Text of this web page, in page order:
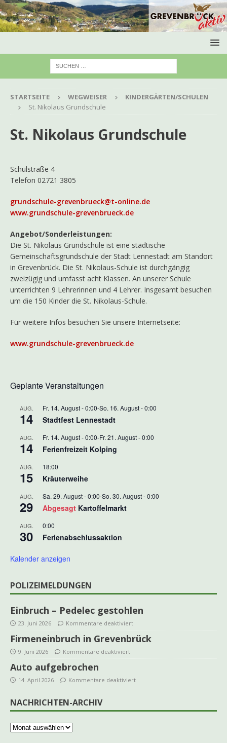
STARTSEITE WEGWEISER
KINDERGÄRTEN/SCHULEN
St. Nikolaus Grundschule
St. Nikolaus Grundschule
Schulstraße 4
Telefon 02721 3805
grundschule-grevenbrueck@t-online.de
www.grundschule-grevenbrueck.de
Angebot/Sonderleistungen:
Die St. Nikolaus Grundschule ist eine städtische
Gemeinschaftsgrundschule der Stadt Lennestadt am Standort
in Grevenbrück. Die St. Nikolaus-Schule ist durchgängig
zweizügig und umfasst acht Klassen. An unserer Schule
unterrichten 9 Lehrerinnen und 4 Lehrer. Insgesamt besuchen
um die 150 Kinder die St. Nikolaus-Schule.
Für weitere Infos besuchen Sie unsere Internetseite:
www.grundschule-grevenbrueck.de
Geplante Veranstaltungen
AUG.
14
Fr. 14. August - 0:00-So. 16. August - 0:00
Stadtfest Lennestadt
AUG.
14
Fr. 14. August - 0:00-Fr. 21. August - 0:00
Ferienfreizeit Kolping
AUG.
15
18:00
Kräuterweihe
AUG.
29
Sa. 29. August - 0:00-So. 30. August - 0:00
Abgesagt Kartoffelmarkt
AUG.
30
0:00
Ferienabschlussaktion
Kalender anzeigen
POLIZEIMELDUNGEN
Einbruch – Pedelec gestohlen
23. Juni 2026 Kommentare deaktiviert
Firmeneinbruch in Grevenbrück
9. Juni 2026 Kommentare deaktiviert
Auto aufgebrochen
14. April 2026 Kommentare deaktiviert
NACHRICHTEN-ARCHIV